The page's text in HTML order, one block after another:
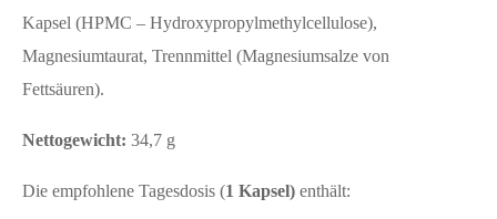
Kapsel (HPMC – Hydroxypropylmethylcellulose),
Magnesiumtaurat, Trennmittel (Magnesiumsalze von
Fettsäuren).
Nettogewicht: 34,7 g
Die empfohlene Tagesdosis (1 Kapsel) enthält: